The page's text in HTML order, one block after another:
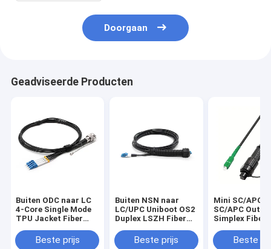
Doorgaan
Geadviseerde Producten
Buiten ODC naar LC
4-Core Single Mode
TPU Jacket Fiber
Beste prijs
Buiten NSN naar
LC/UPC Uniboot OS2
Duplex LSZH Fiber
Beste prijs
Mini SC/APC
SC/APC
Simplex Fiber
LSZH Jacket
Beste